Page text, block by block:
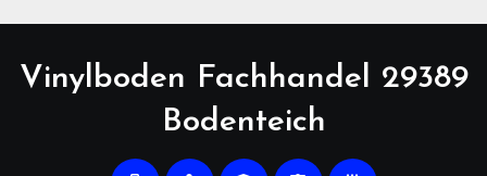
Vinylboden Fachhandel 29389
Bodenteich